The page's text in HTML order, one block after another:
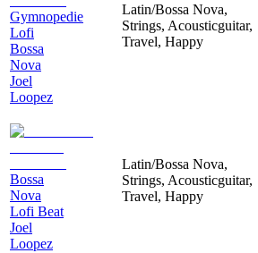
Gymnopedie
Lofi
Bossa
Nova
Joel
Loopez
Latin/Bossa Nova,
Strings, Acousticguitar,
Travel, Happy
Bossa
Nova
Lofi Beat
Joel
Loopez
Latin/Bossa Nova,
Strings, Acousticguitar,
Travel, Happy